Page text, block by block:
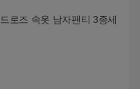
로즈 속옷 남자팬티 3종세